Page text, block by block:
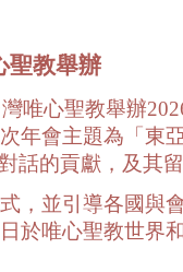
聖教舉辦
唯心聖教舉辦
年會主題為「東
的貢獻，及其
，並引導各國
於唯心聖教世